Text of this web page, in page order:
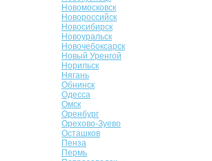
Новомосковск
Новороссийск
Новосибирск
Новоуральск
Новочебоксарск
Новый Уренгой
Норильск
Нягань
Обнинск
Одесса
Омск
Оренбург
Орехово-Зуево
Осташков
Пенза
Пермь